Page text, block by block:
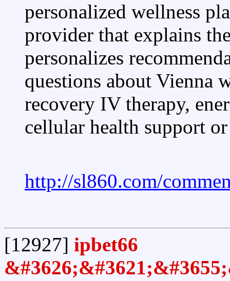
personalized wellness
provider that explains
personalizes
questions about Vienna
recovery IV therapy,
cellular health support
http://sl860.com/
[12927] ipbet66